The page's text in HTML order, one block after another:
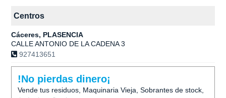
Centros
Cáceres, PLASENCIA
CALLE ANTONIO DE LA CADENA 3
927413651
!No pierdas dinero¡
Vende tus residuos, Maquinaria Vieja, Sobrantes de stock,